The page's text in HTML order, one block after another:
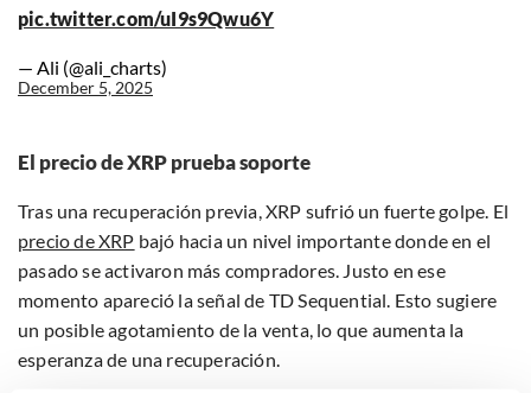
pic.twitter.com/uI9s9Qwu6Y
— Ali (@ali_charts)
December 5, 2025
El precio de XRP prueba soporte
Tras una recuperación previa, XRP sufrió un fuerte golpe. El
precio de XRP bajó hacia un nivel importante donde en el
pasado se activaron más compradores. Justo en ese
momento apareció la señal de TD Sequential. Esto sugiere
un posible agotamiento de la venta, lo que aumenta la
esperanza de una recuperación.